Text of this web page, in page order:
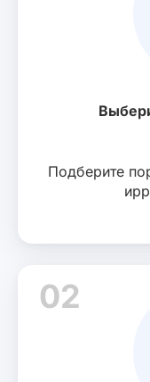
Подберите
02